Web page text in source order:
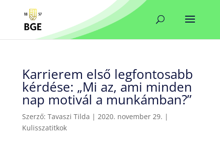
Karrierem első legfontosabb
kérdése: „Mi az, ami minden
nap motivál a munkámban?”
Szerző: Tavaszi Tilda | 2020. november 29. |
Kulisszatitkok